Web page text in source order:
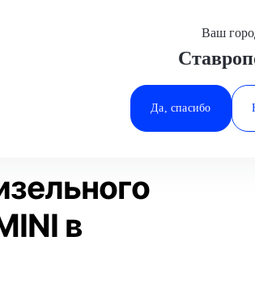
Ваш
Да, спасибо
Диагностика дизельного двигателя
Статьи
в